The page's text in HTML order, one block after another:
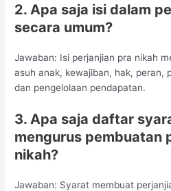
2. Apa saja isi dalam
secara umum?
Jawaban: Isi perjanjian pra nikah
asuh anak, kewajiban, hak, peran,
dan pengelolaan pendapatan.
3. Apa saja daftar
mengurus pembuatan
nikah?
Jawaban: Syarat membuat